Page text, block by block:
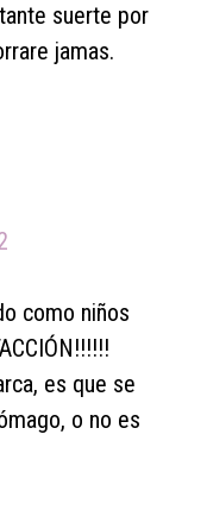
suerte por
jamas.
como niños
es que se
o no es